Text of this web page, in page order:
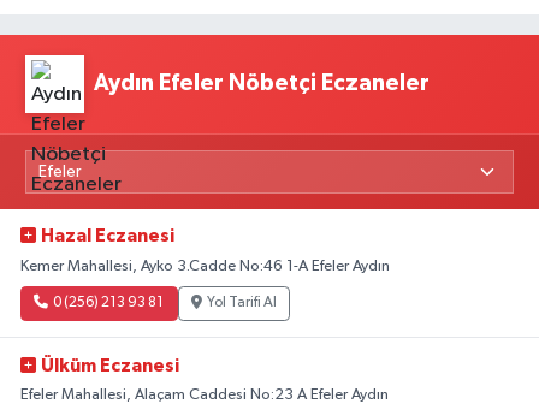
Aydın Efeler Nöbetçi Eczaneler
Hazal Eczanesi
Kemer Mahallesi, Ayko 3.Cadde No:46 1-A Efeler Aydın
0 (256) 213 93 81 Yol Tarifi Al
Ülküm Eczanesi
Efeler Mahallesi, Alaçam Caddesi No:23 A Efeler Aydın